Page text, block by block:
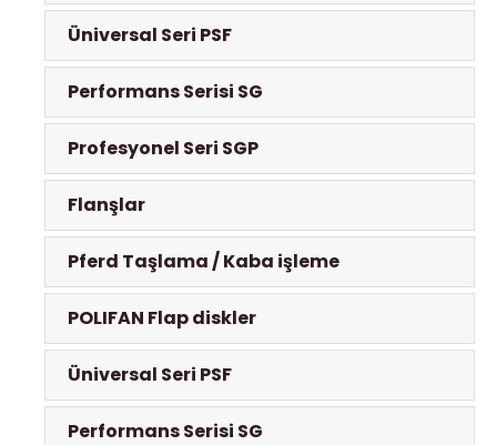
Üniversal Seri PSF
Performans Serisi SG
Profesyonel Seri SGP
Flanşlar
Pferd Taşlama / Kaba işleme
POLIFAN Flap diskler
Üniversal Seri PSF
Performans Serisi SG